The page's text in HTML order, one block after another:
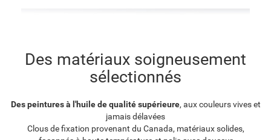
Des matériaux soigneusement
sélectionnés
Des peintures à l'huile de qualité supérieure, aux couleurs vives et
jamais délavées
Clous de fixation provenant du Canada, matériaux solides,